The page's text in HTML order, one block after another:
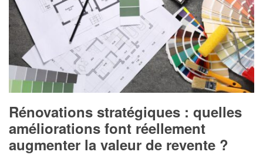
Rénovations stratégiques : quelles
améliorations font réellement
augmenter la valeur de revente ?